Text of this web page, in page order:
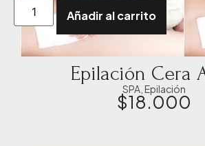
Añadir al carrito
Epilación Cera
SPA Epilación
$18.000